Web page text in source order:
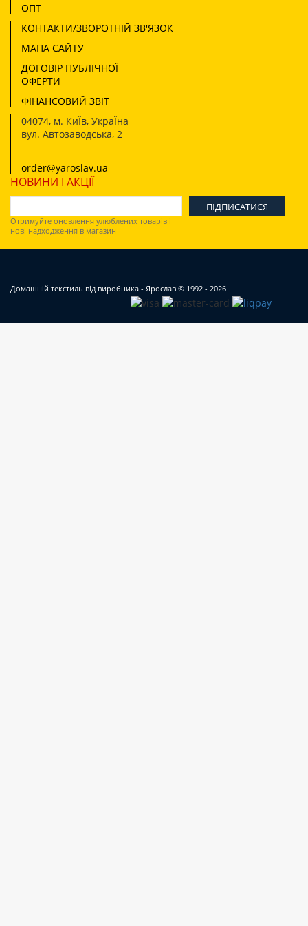
ОПТ
КОНТАКТИ/ЗВОРОТНІЙ ЗВ'ЯЗОК
МАПА САЙТУ
ДОГОВІР ПУБЛІЧНОЇ
ОФЕРТИ
ФІНАНСОВИЙ ЗВІТ
04074, м. КиЇв, УкраЇна
вул. Автозаводська, 2
order@yaroslav.ua
НОВИНИ І АКЦІЇ
Отримуйте оновлення улюблених товарів і
нові надходження в магазин
Домашній текстиль від виробника - Ярослав © 1992 - 2026